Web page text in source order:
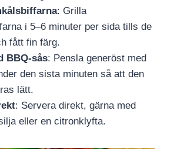
: Grilla
i 5–6 minuter per sida tills de
fått fin färg.
BBQ-sås: Pensla generöst med
den sista minuten så att den
lätt.
: Servera direkt, gärna med
eller en citronklyfta.